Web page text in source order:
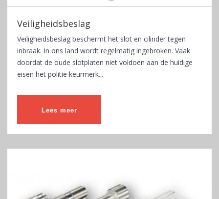
Veiligheidsbeslag
Veiligheidsbeslag beschermt het slot en cilinder tegen
inbraak. In ons land wordt regelmatig ingebroken. Vaak
doordat de oude slotplaten niet voldoen aan de huidige
eisen het politie keurmerk...
Lees meer